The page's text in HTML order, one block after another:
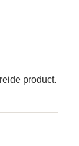
product.